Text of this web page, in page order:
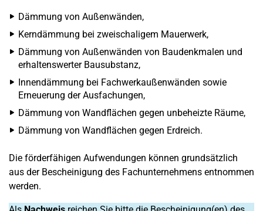
Dämmung von Außenwänden,
Kerndämmung bei zweischaligem Mauerwerk,
Dämmung von Außenwänden von Baudenkmalen und
erhaltenswerter Bausubstanz,
Innendämmung bei Fachwerkaußenwänden sowie
Erneuerung der Ausfachungen,
Dämmung von Wandflächen gegen unbeheizte Räume,
Dämmung von Wandflächen gegen Erdreich.
Die förderfähigen Aufwendungen können grundsätzlich
aus der Bescheinigung des Fachunternehmens entnommen
werden.